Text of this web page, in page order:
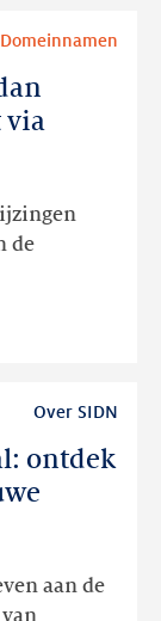
via
Domeinnamen
de
ontdek
Over SIDN
aan de